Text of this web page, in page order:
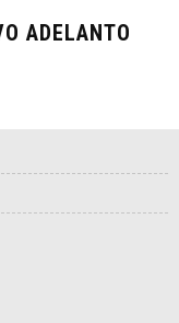
ADELANTO